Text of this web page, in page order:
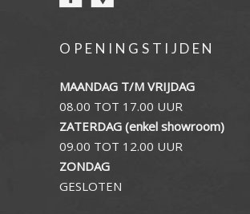
OPENINGSTIJDEN
MAANDAG T/M VRIJDAG
08.00 TOT 17.00 UUR
ZATERDAG (enkel showroom)
09.00 TOT 12.00 UUR
ZONDAG
GESLOTEN